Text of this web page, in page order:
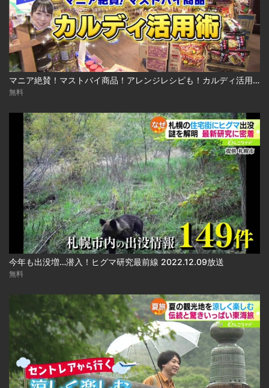
マニア絶賛！マストバイ商品！アレンジレシピも！カルディ活用術 2023.03.13放送
無料
今年も出没増…潜入！ヒグマ研究最前線 2022.12.09放送
無料